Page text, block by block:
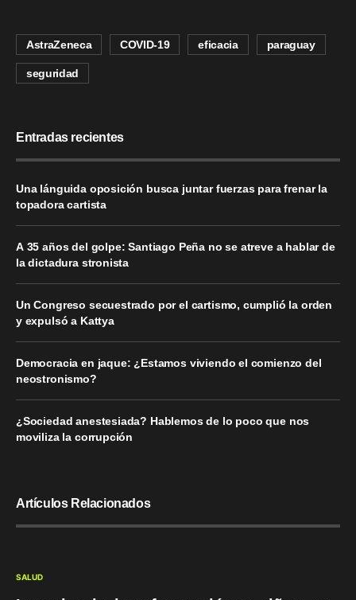
AstraZeneca COVID-19 eficacia paraguay
seguridad
Entradas recientes
Una lánguida oposición busca juntar fuerzas para frenar la
topadora cartista
A 35 años del golpe: Santiago Peña no se atreve a hablar de
la dictadura stronista
Un Congreso secuestrado por el cartismo, cumplió la orden
y expulsó a Kattya
Democracia en jaque: ¿Estamos viviendo el comienzo del
neostronismo?
¿Sociedad anestesiada? Hablemos de lo poco que nos
moviliza la corrupción
Artículos Relacionados
SALUD